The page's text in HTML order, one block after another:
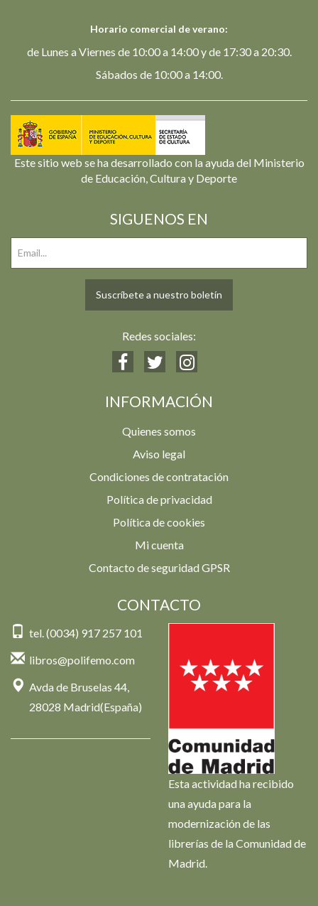
Horario comercial de verano:
de Lunes a Viernes de 10:00 a 14:00 y de 17:30 a 20:30.
Sábados de 10:00 a 14:00.
Este sitio web se ha desarrollado con la ayuda del Ministerio
de Educación, Cultura y Deporte
SIGUENOS EN
Suscríbete a nuestro boletín
Redes sociales:
INFORMACIÓN
Quienes somos
Aviso legal
Condiciones de contratación
Política de privacidad
Política de cookies
Mi cuenta
Contacto de seguridad GPSR
CONTACTO
tel. (0034) 917 257 101
libros@polifemo.com
Avda de Bruselas 44,
28028 Madrid(España)
Esta actividad ha recibido
una ayuda para la
modernización de las
librerías de la Comunidad de
Madrid.